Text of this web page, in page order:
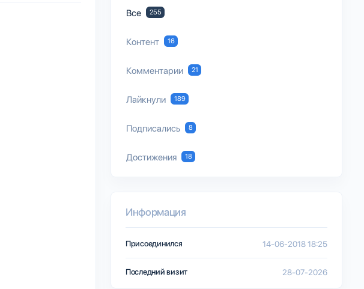
Все 255
Контент 16
Комментарии 21
Лайкнули 189
Подписались 8
Достижения 18
Информация
Присоединился 14-06-2018 18:25
Последний визит 28-07-2026